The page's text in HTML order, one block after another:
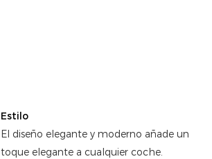
Estilo
El diseño elegante y moderno añade un
toque elegante a cualquier coche.